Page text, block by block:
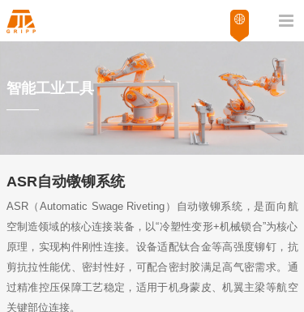
智能工业工具
ASR自动镦铆系统
ASR（Automatic Swage Riveting）自动镦铆系统，是面向航
空制造领域的核心连接装备，以“冷塑性变形+机械锁合”为核心
原理，实现构件刚性连接。设备适配钛合金等高强度铆钉，抗
剪抗拉性能优、密封性好，可配合密封胶满足高气密需求。通
过精准控压保障工艺稳定，适用于机身蒙皮、机翼主梁等航空
关键部位连接。